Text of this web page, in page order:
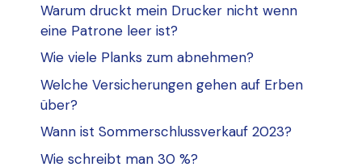
Warum druckt mein Drucker nicht wenn
eine Patrone leer ist?
Wie viele Planks zum abnehmen?
Welche Versicherungen gehen auf Erben
über?
Wann ist Sommerschlussverkauf 2023?
Wie schreibt man 30 %?